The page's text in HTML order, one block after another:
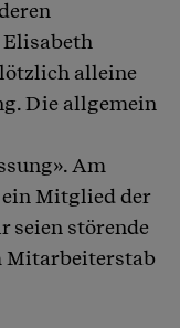
alleine
Die allgemein
Am
ein Mitglied der
seien störende
Mitarbeiterstab